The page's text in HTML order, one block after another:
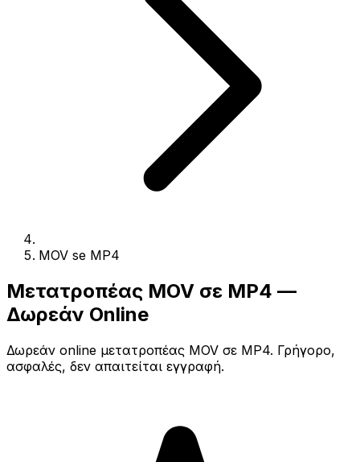
MOV se MP4
Μετατροπέας MOV σε MP4 —
Δωρεάν Online
Δωρεάν online μετατροπέας MOV σε MP4. Γρήγορο,
ασφαλές, δεν απαιτείται εγγραφή.